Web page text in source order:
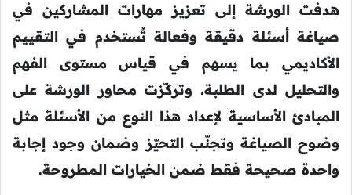
هدفت الورشة إلى تعزيز مهارات المشاركين في
صياغة أسئلة دقيقة وفعالة تُستخدم في التقييم
الأكاديمي بما يسهم في قياس مستوى الفهم
والتحليل لدى الطلبة. وتركّزت محاور الورشة على
المبادئ الأساسية لإعداد هذا النوع من الأسئلة مثل
وضوح الصياغة وتجنّب التحيّز وضمان وجود إجابة
واحدة صحيحة فقط ضمن الخيارات المطروحة.